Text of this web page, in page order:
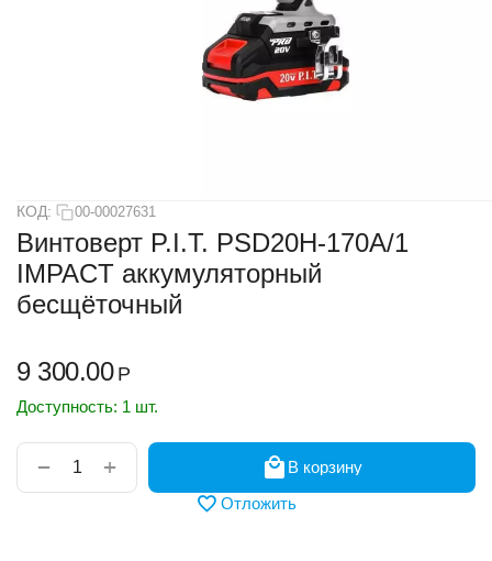
КОД: 00-00027631
Винтоверт P.I.T. PSD20H-170A/1
IMPACT аккумуляторный
бесщёточный
9 300.00 Р
Доступность: 1 шт.
+
−
В корзину
Отложить